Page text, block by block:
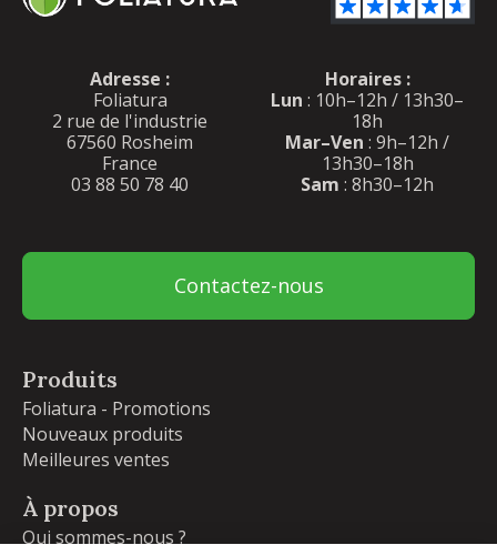
Adresse :
Foliatura
2 rue de l'industrie
67560 Rosheim
France
03 88 50 78 40
Horaires :
Lun : 10h–12h / 13h30–
18h
Mar–Ven : 9h–12h /
13h30–18h
Sam : 8h30–12h
Contactez-nous
Produits
Foliatura - Promotions
Nouveaux produits
Meilleures ventes
À propos
Qui sommes-nous ?